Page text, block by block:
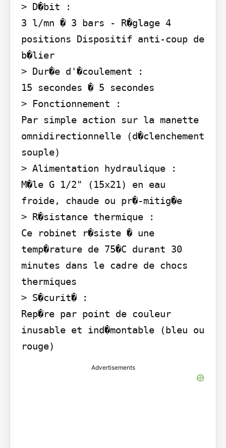
> D�bit :
3 l/mn � 3 bars - R�glage 4
positions Dispositif anti-coup de
b�lier
> Dur�e d'�coulement :
15 secondes � 5 secondes
> Fonctionnement :
Par simple action sur la manette
omnidirectionnelle (d�clenchement
souple)
> Alimentation hydraulique :
M�le G 1/2" (15x21) en eau
froide, chaude ou pr�-mitig�e
> R�sistance thermique :
Ce robinet r�siste � une
temp�rature de 75�C durant 30
minutes dans le cadre de chocs
thermiques
> S�curit� :
Rep�re par point de couleur
inusable et ind�montable (bleu ou
rouge)
Advertisements